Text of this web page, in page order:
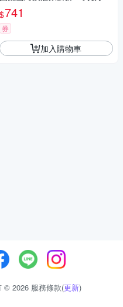
1組
$741
券
加入購物車
© 2026 服務條款(更新)